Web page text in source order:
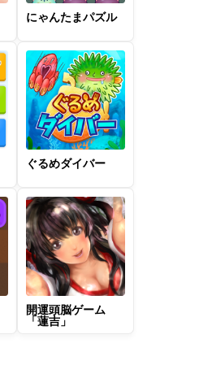
にゃんたまパズル
ぐるめダイバー
開運頭脳ゲーム
「蓮吉」